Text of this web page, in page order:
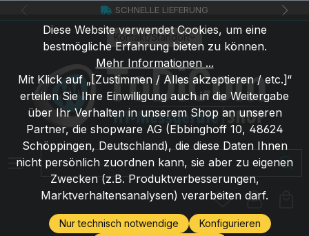
Zum Hauptinhalt springenSCHNELLE LIEFERUNG
Kontakt/Standort
Suchbegriff eingeben ...
Diese Website verwendet Cookies, um eine
bestmögliche Erfahrung bieten zu können.
Mehr Informationen ...
Mit Klick auf „[Zustimmen / Alles akzeptieren / etc.]“
erteilen Sie Ihre Einwilligung auch in die Weitergabe
über Ihr Verhalten in unserem Shop an unseren
Partner, die shopware AG (Ebbinghoff 10, 48624
Schöppingen, Deutschland), die diese Daten Ihnen
nicht persönlich zuordnen kann, sie aber zu eigenen
Zwecken (z.B. Produktverbesserungen,
Marktverhaltensanalysen) verarbeiten darf.
Nur technisch notwendige
Konfigurieren